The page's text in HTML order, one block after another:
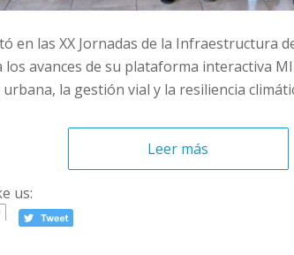
en las XX Jornadas de la Infraestructura
los avances de su plataforma interactiva
la gestión vial y la resiliencia
Leer más
us: